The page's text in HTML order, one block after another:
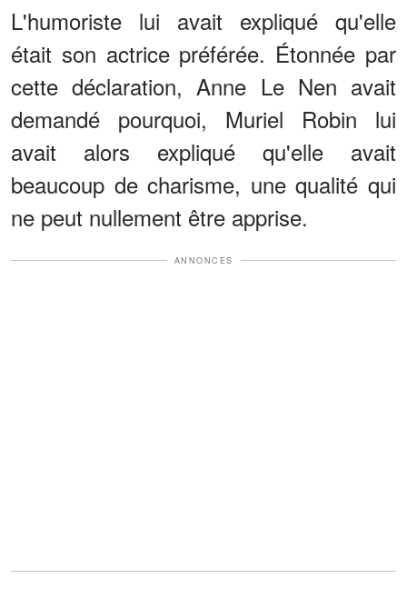
L'humoriste lui avait expliqué qu'elle
était son actrice préférée. Étonnée par
cette déclaration, Anne Le Nen avait
demandé pourquoi, Muriel Robin lui
avait alors expliqué qu'elle avait
beaucoup de charisme, une qualité qui
ne peut nullement être apprise.
ANNONCES